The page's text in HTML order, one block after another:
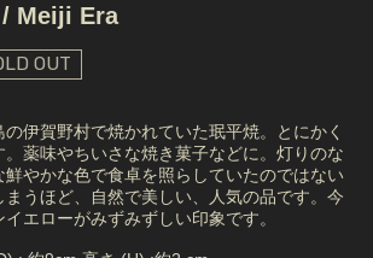
Meiji Era
OUT
伊賀野村で焼かれていた珉平焼。とにかく
。薬味やちいさな焼き菓子などに。灯りのな
鮮やかな色で食卓を照らしていたのではない
うほど、自然で美しい、人気の品です。今
エローがみずみずしい印象です。